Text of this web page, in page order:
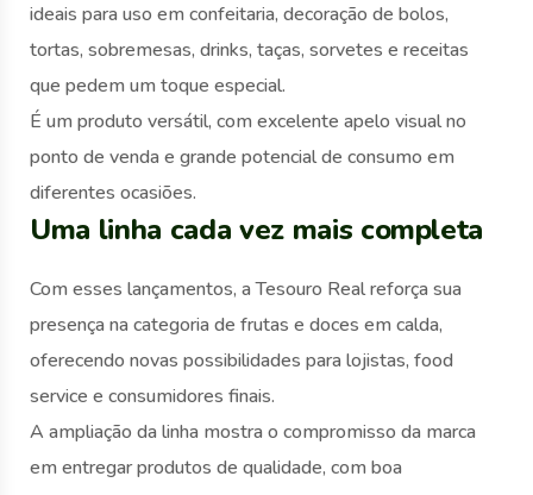
ideais para uso em confeitaria, decoração de bolos,
tortas, sobremesas, drinks, taças, sorvetes e receitas
que pedem um toque especial.
É um produto versátil, com excelente apelo visual no
ponto de venda e grande potencial de consumo em
diferentes ocasiões.
Uma linha cada vez mais completa
Com esses lançamentos, a Tesouro Real reforça sua
presença na categoria de frutas e doces em calda,
oferecendo novas possibilidades para lojistas, food
service e consumidores finais.
A ampliação da linha mostra o compromisso da marca
em entregar produtos de qualidade, com boa